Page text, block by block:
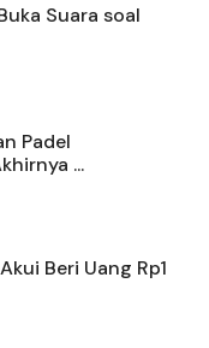
Suara soal
Padel
...
Beri Uang Rp1